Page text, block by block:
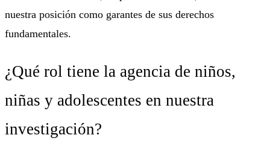
nuestra posición como garantes de sus derechos
fundamentales.
¿Qué rol tiene la agencia de niños,
niñas y adolescentes en nuestra
investigación?